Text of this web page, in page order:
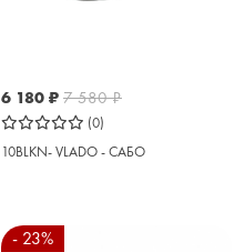
6 180 ₽ 7 580₽
(0)
10BLKN- VLADO - САБО
- 23%